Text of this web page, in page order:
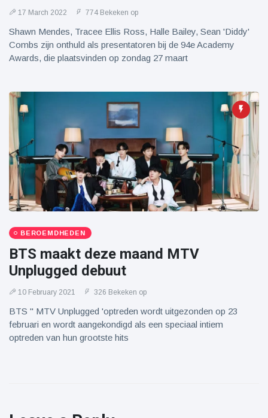
17 March 2022 774 Bekeken op
Shawn Mendes, Tracee Ellis Ross, Halle Bailey, Sean 'Diddy'
Combs zijn onthuld als presentatoren bij de 94e Academy
Awards, die plaatsvinden op zondag 27 maart
BEROEMDHEDEN
BTS maakt deze maand MTV
Unplugged debuut
10 February 2021 326 Bekeken op
BTS '' MTV Unplugged 'optreden wordt uitgezonden op 23
februari en wordt aangekondigd als een speciaal intiem
optreden van hun grootste hits